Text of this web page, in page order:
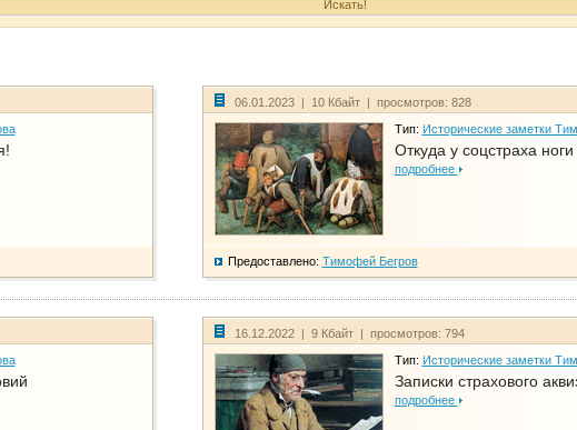
06.01.2023 | 10 Кбайт | просмотров: 828
Тип: Исторические заметки
Откуда у соцстраха ноги
подробнее
Предоставлено: Тимофей Бегров
16.12.2022 | 9 Кбайт | просмотров: 794
Тип: Исторические заметки
Записки страхового
подробнее